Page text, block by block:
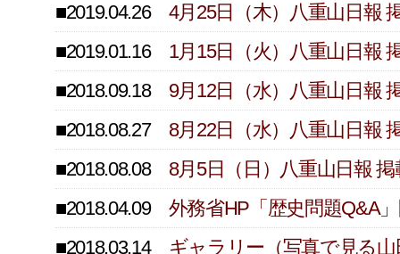
■2019.04.26 4月25日（木）八重山日報
■2019.01.16 1月15日（火）八重山日報
■2018.09.18 9月12日（水）八重山日報
■2018.08.27 8月22日（水）八重山日報
■2018.08.08 8月5日（日）八重山日報
■2018.04.09 外務省HP「歴史問題Q&A
■2018.03.14 ギャラリー（写真で見る